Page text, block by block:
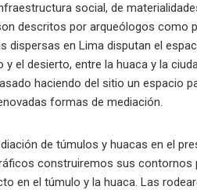
social, de
descritos por arqueólogos como
dispersas en Lima disputan el
el desierto, entre la huaca y la
haciendo del sitio un espacio
formas de mediación.
de túmulos y huacas en el
construiremos sus contornos
en el túmulo y la huaca. Las